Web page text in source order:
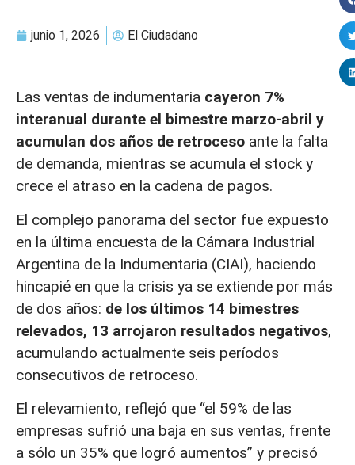
junio 1, 2026 El Ciudadano
Las ventas de indumentaria cayeron 7%
interanual durante el bimestre marzo-abril y
acumulan dos años de retroceso ante la falta
de demanda, mientras se acumula el stock y
crece el atraso en la cadena de pagos.
El complejo panorama del sector fue expuesto
en la última encuesta de la Cámara Industrial
Argentina de la Indumentaria (CIAI), haciendo
hincapié en que la crisis ya se extiende por más
de dos años: de los últimos 14 bimestres
relevados, 13 arrojaron resultados negativos,
acumulando actualmente seis períodos
consecutivos de retroceso.
El relevamiento, reflejó que “el 59% de las
empresas sufrió una baja en sus ventas, frente
a sólo un 35% que logró aumentos” y precisó